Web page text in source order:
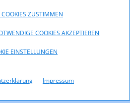
ZUSTIMMEN
COOKIES AKZEPTIEREN
EINSTELLUNGEN
Impressum